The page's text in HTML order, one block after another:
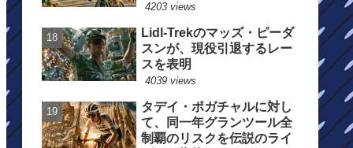
4203 views
Lidl-Trekのマッズ・ピーダ
スンが、現役引退するレー
スを表明
4039 views
タデイ・ポガチャルに対し
て、同一年グランツール全
制覇のリスクを伝説のライ